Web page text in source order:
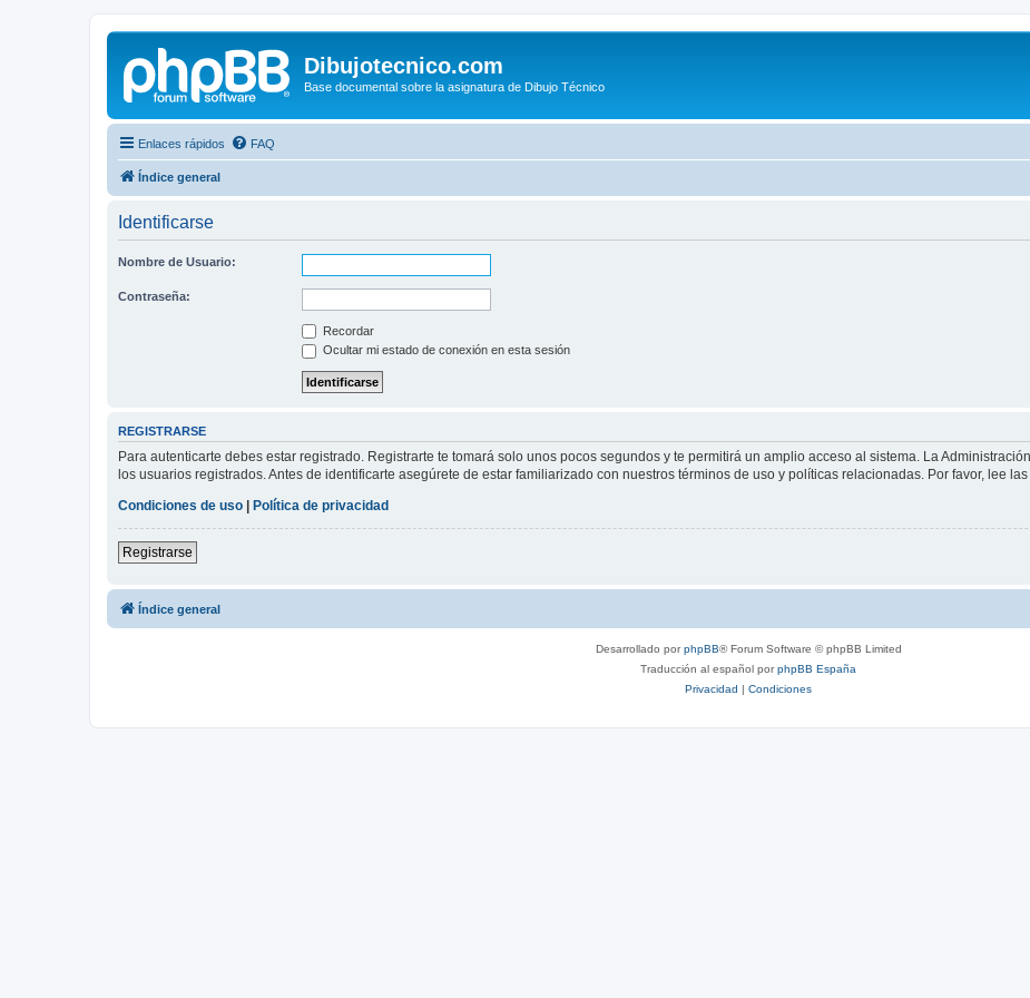
Dibujotecnico.com
Base documental sobre la asignatura de Dibujo Técnico
Enlaces rápidos FAQ
Índice general
Identificarse
Nombre de Usuario:
Contraseña:
Recordar
Ocultar mi estado de conexión en esta sesión
REGISTRARSE
Para autenticarte debes estar registrado. Registrarte te tomará solo unos pocos segundos y te permitirá un amplio acceso al sistema. La
los usuarios registrados. Antes de identificarte asegúrete de estar familiarizado con nuestros términos de uso y políticas relacionadas. Por favor, lee
Condiciones de uso
Política de privacidad
Registrarse
Índice general
Desarrollado porphpBB® Forum Software © phpBB Limited
Traducción al español porphpBB España
Privacidad | Condiciones